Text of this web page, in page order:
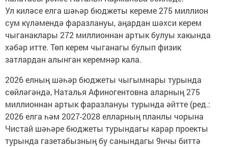
Ул киләсе елга шәһәр бюджеты кереме 275 миллион
сум күләмендә фаразлануы, аңардан шәхси керем
чыганаклары 272 миллионнан артык булуы хакында
хәбәр итте. Төп керем чыганагы булып физик
затлардан алынган керемнәр кала.
2026 елның шәһәр бюджеты чыгымнары турында
сөйләгәндә, Наталья Афиногентовна аларның 275
миллионнан артык фаразлануы турында әйтте (ред.:
2026 елга һәм 2027-2028 елларның планлы чорына
Чистай шәһәре бюджеты турындагы карар проекты
турында газетабызның бу санындагы 9нчы биттә